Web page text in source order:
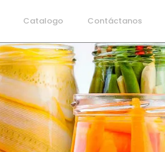
Catalogo Contáctanos